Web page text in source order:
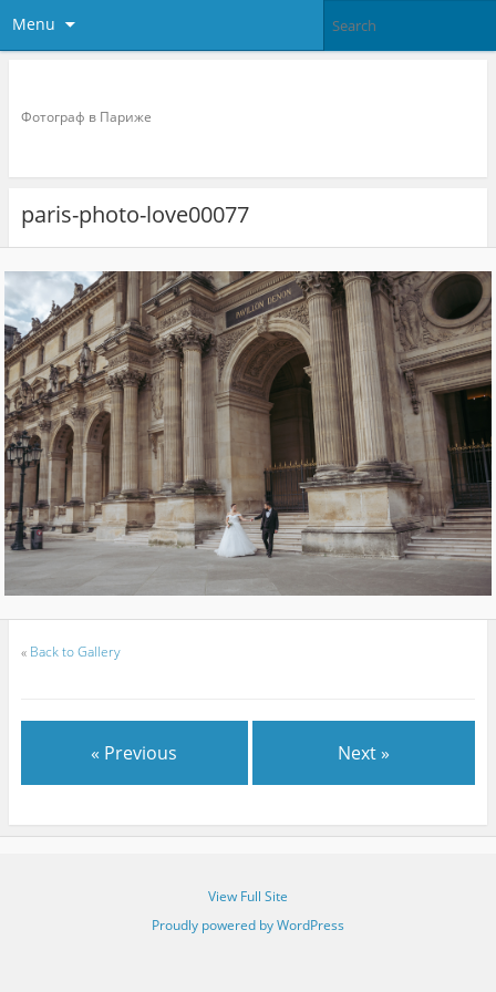
Menu
Фотограф в Париже
paris-photo-love00077
« Back to Gallery
« Previous Next »
View Full Site
Proudly powered by WordPress